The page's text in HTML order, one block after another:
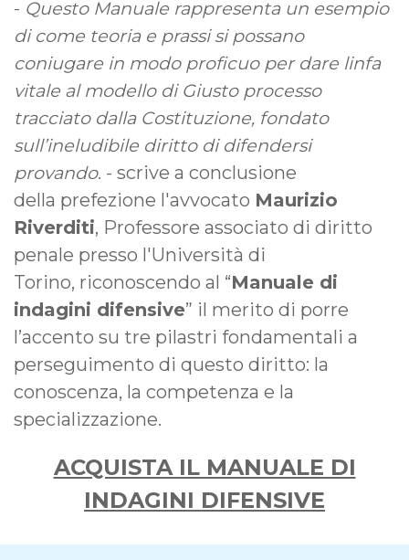
- Questo Manuale rappresenta un esempio
di come teoria e prassi si possano
coniugare in modo proficuo per dare linfa
vitale al modello di Giusto processo
tracciato dalla Costituzione, fondato
sull’ineludibile diritto di difendersi
provando. - scrive a conclusione
della prefezione l'avvocato Maurizio
Riverditi, Professore associato di diritto
penale presso l'Università di
Torino, riconoscendo al “Manuale di
indagini difensive” il merito di porre
l’accento su tre pilastri fondamentali a
perseguimento di questo diritto: la
conoscenza, la competenza e la
specializzazione.
ACQUISTA IL MANUALE DI
INDAGINI DIFENSIVE